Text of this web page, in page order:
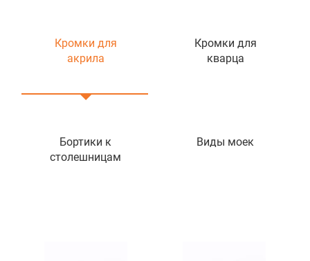
Кромки для
акрила
Кромки для
кварца
Бортики к
столешницам
Виды моек